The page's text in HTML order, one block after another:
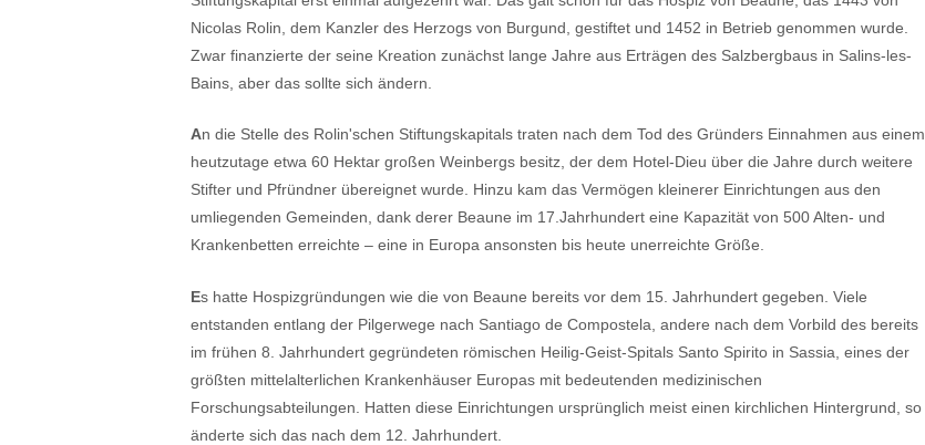
Nicolas Rolin, dem Kanzler des Herzogs von Burgund, gestiftet und 1452 in Betrieb genommen wurde.
Zwar finanzierte der seine Kreation zunächst lange Jahre aus Erträgen des Salzbergbaus in Salins-les-
Bains, aber das sollte sich ändern.
An die Stelle des Rolin'schen Stiftungskapitals traten nach dem Tod des Gründers Einnahmen aus einem
heutzutage etwa 60 Hektar großen Weinbergs besitz, der dem Hotel-Dieu über die Jahre durch weitere
Stifter und Pfründner übereignet wurde. Hinzu kam das Vermögen kleinerer Einrichtungen aus den
umliegenden Gemeinden, dank derer Beaune im 17.Jahrhundert eine Kapazität von 500 Alten- und
Krankenbetten erreichte – eine in Europa ansonsten bis heute unerreichte Größe.
Es hatte Hospizgründungen wie die von Beaune bereits vor dem 15. Jahrhundert gegeben. Viele
entstanden entlang der Pilgerwege nach Santiago de Compostela, andere nach dem Vorbild des bereits
im frühen 8. Jahrhundert gegründeten römischen Heilig-Geist-Spitals Santo Spirito in Sassia, eines der
größten mittelalterlichen Krankenhäuser Europas mit bedeutenden medizinischen
Forschungsabteilungen. Hatten diese Einrichtungen ursprünglich meist einen kirchlichen Hintergrund, so
änderte sich das nach dem 12. Jahrhundert.